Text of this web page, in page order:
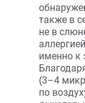
также в
не в
именно к
(3–4
по